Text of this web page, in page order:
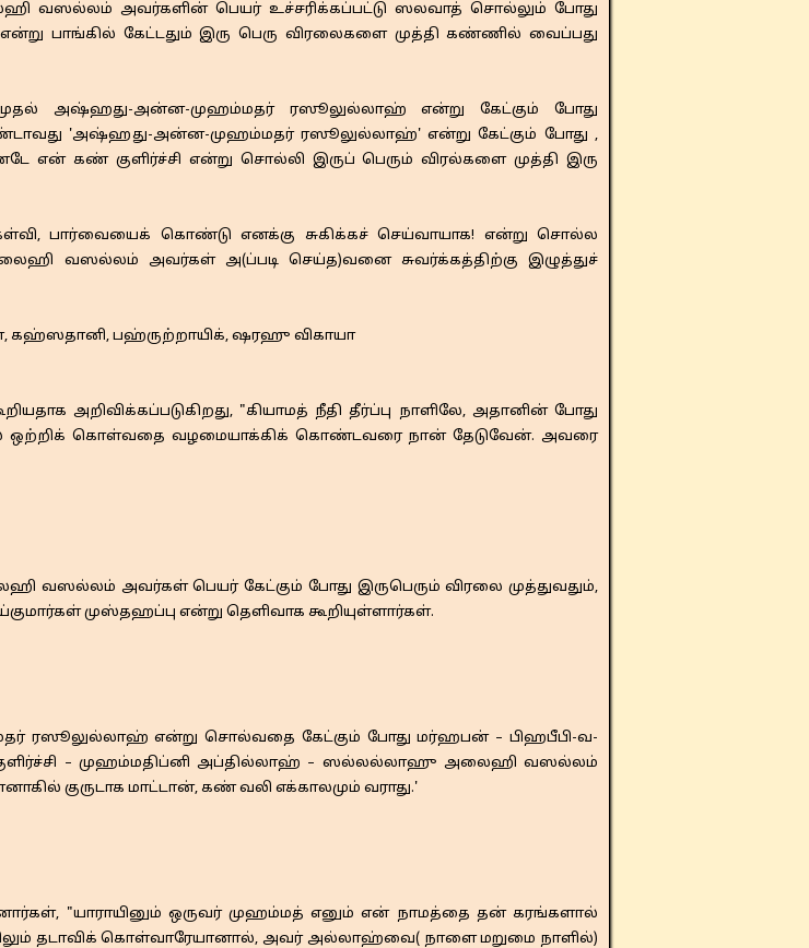
வஸல்லம் அவர்களின் பெயர் உச்சரிக்கப்பட்டு ஸலவாத் சொல்லும் போது
பாங்கில் கேட்டதும் இரு பெரு விரலைகளை முத்தி கண்ணில் வைப்பது
அஷ்ஹது-அன்ன-முஹம்மதர் ரஸூலுல்லாஹ் என்று கேட்கும் போது
'அஷ்ஹது-அன்ன-முஹம்மதர் ரஸூலுல்லாஹ்' என்று கேட்கும் போது ,
கண் குளிர்ச்சி என்று சொல்லி இருப் பெரும் விரல்களை முத்தி இரு
பார்வையைக் கொண்டு எனக்கு சுகிக்கச் செய்வாயாக! என்று சொல்ல
வஸல்லம் அவர்கள் அ(ப்படி செய்த)வனை சுவர்க்கத்திற்கு இழுத்துச்
கஹ்ஸதானி, பஹ்ருற்றாயிக், ஷரஹு விகாயா
அறிவிக்கப்படுகிறது, "கியாமத் நீதி தீர்ப்பு நாளிலே, அதானின் போது
ஒற்றிக் கொள்வதை வழமையாக்கிக் கொண்டவரை நான் தேடுவேன். அவரை
வஸல்லம் அவர்கள் பெயர் கேட்கும் போது இருபெரும் விரலை முத்துவதும்,
முஸ்தஹப்பு என்று தெளிவாக கூறியுள்ளார்கள்.
ரஸூலுல்லாஹ் என்று சொல்வதை கேட்கும் போது மர்ஹபன் – பிஹபீபி-வ-
– முஹம்மதிப்னி அப்தில்லாஹ் – ஸல்லல்லாஹு அலைஹி வஸல்லம்
குருடாக மாட்டான், கண் வலி எக்காலமும் வராது.'
"யாராயினும் ஒருவர் முஹம்மத் எனும் என் நாமத்தை தன் கரங்களால்
தடாவிக் கொள்வாரேயானால், அவர் அல்லாஹ்வை( நாளை மறுமை நாளில்)